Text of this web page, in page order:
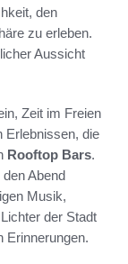
den
zu erleben.
Aussicht
Zeit im Freien
Erlebnissen, die
Rooftop Bars.
Abend
Musik,
der Stadt
Erinnerungen.